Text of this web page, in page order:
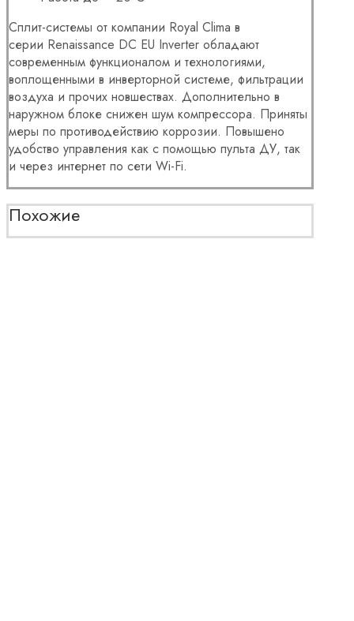
Сплит-системы от компании Royal Clima в
серии Renaissance DC EU Inverter обладают
современным функционалом и технологиями,
воплощенными в инверторной системе, фильтрации
воздуха и прочих новшествах. Дополнительно в
наружном блоке снижен шум компрессора. Приняты
меры по противодействию коррозии. Повышено
удобство управления как с помощью пульта ДУ, так
и через интернет по сети Wi-Fi.
Похожие